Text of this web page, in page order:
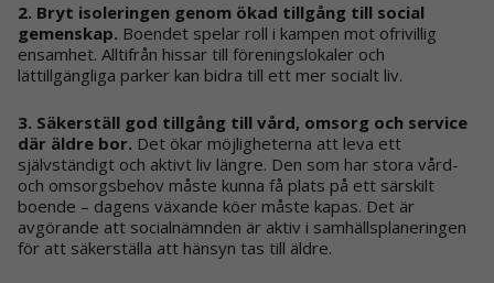
2. Bryt isoleringen genom ökad tillgång till social
gemenskap. Boendet spelar roll i kampen mot ofrivillig
ensamhet. Alltifrån hissar till föreningslokaler och
lättillgängliga parker kan bidra till ett mer socialt liv.
3. Säkerställ god tillgång till vård, omsorg och service
där äldre bor. Det ökar möjligheterna att leva ett
självständigt och aktivt liv längre. Den som har stora vård-
och omsorgsbehov måste kunna få plats på ett särskilt
boende – dagens växande köer måste kapas. Det är
avgörande att socialnämnden är aktiv i samhällsplaneringen
för att säkerställa att hänsyn tas till äldre.